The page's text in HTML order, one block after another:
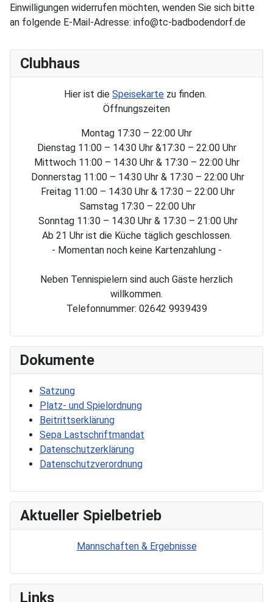
Einwilligungen widerrufen möchten, wenden Sie sich bitte
an folgende E-Mail-Adresse: info@tc-badbodendorf.de
Clubhaus
Hier ist die Speisekarte zu finden.
Öffnungszeiten
Montag 17:30 – 22:00 Uhr
Dienstag 11:00 – 14:30 Uhr &17:30 – 22:00 Uhr
Mittwoch 11:00 – 14:30 Uhr & 17:30 – 22:00 Uhr
Donnerstag 11:00 – 14:30 Uhr & 17:30 – 22:00 Uhr
Freitag 11:00 – 14:30 Uhr & 17:30 – 22:00 Uhr
Samstag 17:30 – 22:00 Uhr
Sonntag 11:30 – 14:30 Uhr & 17:30 – 21:00 Uhr
Ab 21 Uhr ist die Küche täglich geschlossen.
- Momentan noch keine Kartenzahlung -
Neben Tennispielern sind auch Gäste herzlich
willkommen.
Telefonnummer: 02642 9939439
Dokumente
Satzung
Platz- und Spielordnung
Beitrittserklärung
Sepa Lastschriftmandat
Datenschutzerklärung
Datenschutzverordnung
Aktueller Spielbetrieb
Mannschaften & Ergebnisse
Links